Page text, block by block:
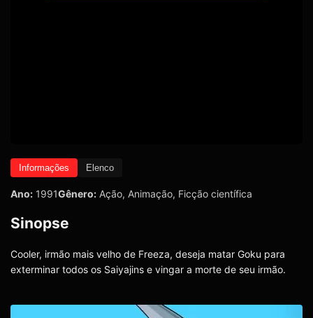
Informações Elenco
Ano: 1991Gênero: Ação, Animação, Ficção científica
Sinopse
Cooler, irmão mais velho de Freeza, deseja matar Goku para
exterminar todos os Saiyajins e vingar a morte de seu irmão.